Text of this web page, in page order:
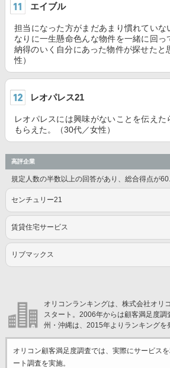
エイブル
担当になった方がまだあまり慣れていな
なりに一生懸命色んな物件を一緒に回
納得のいく自分にあった物件が探せたと
性）
レオパレス21
レオパレスには興味がないことを伝えた
もらえた。（30代／女性）
高評企業
規定人数の半数以上の回答があり、総合得点が
センチュリー21
賃貸住宅サービス
リブマックス
オリコンランキングは、株式会社オリ
スタート。2006年からは顧客満足度
州・沖縄は、2015年よりランキングを
オリコン顧客満足度調査では、実際にサービス
ート調査を実施。